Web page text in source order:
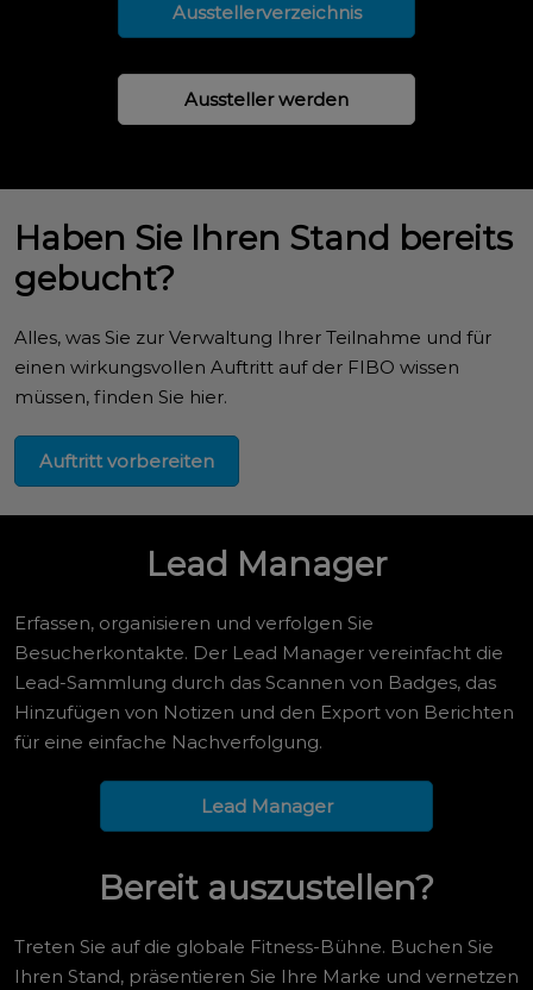
Ausstellerverzeichnis
Aussteller werden
Haben Sie Ihren Stand bereits
gebucht?
Alles, was Sie zur Verwaltung Ihrer Teilnahme und für
einen wirkungsvollen Auftritt auf der FIBO wissen
müssen, finden Sie hier.
Auftritt vorbereiten
Lead Manager
Erfassen, organisieren und verfolgen Sie
Besucherkontakte. Der Lead Manager vereinfacht die
Lead-Sammlung durch das Scannen von Badges, das
Hinzufügen von Notizen und den Export von Berichten
für eine einfache Nachverfolgung.
Lead Manager
Bereit auszustellen?
Treten Sie auf die globale Fitness-Bühne. Buchen Sie
Ihren Stand, präsentieren Sie Ihre Marke und vernetzen